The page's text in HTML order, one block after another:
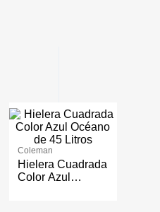
Coleman
Hielera Cuadrada
Color Azul